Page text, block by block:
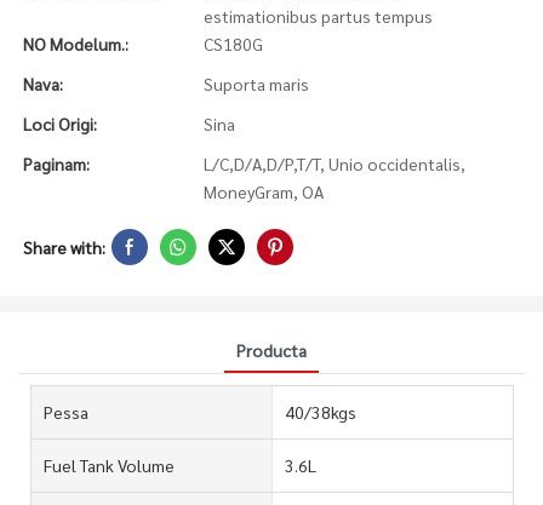
estimationibus partus tempus
NO Modelum.:
CS180G
Nava:
Suporta maris
Loci Origi:
Sina
Paginam:
L/C,D/A,D/P,T/T, Unio occidentalis,
MoneyGram, OA
Share with:
Producta
Pessa 40/38kgs
Fuel Tank Volume 3.6L